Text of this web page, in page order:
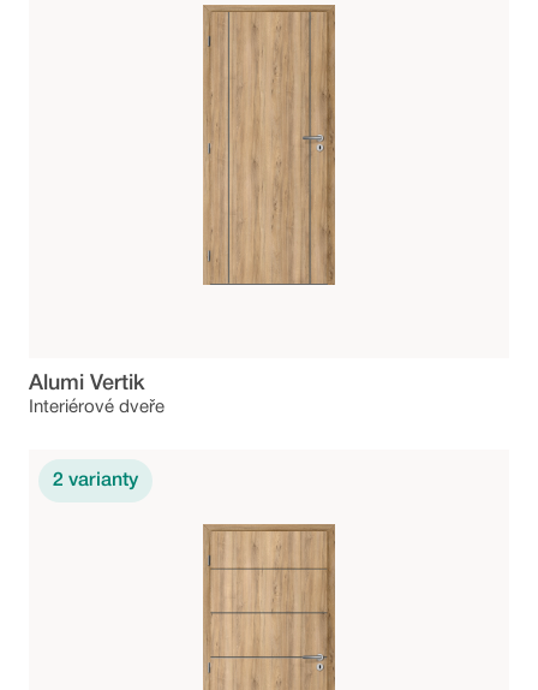
Alumi Vertik
Interiérové dveře
2 varianty